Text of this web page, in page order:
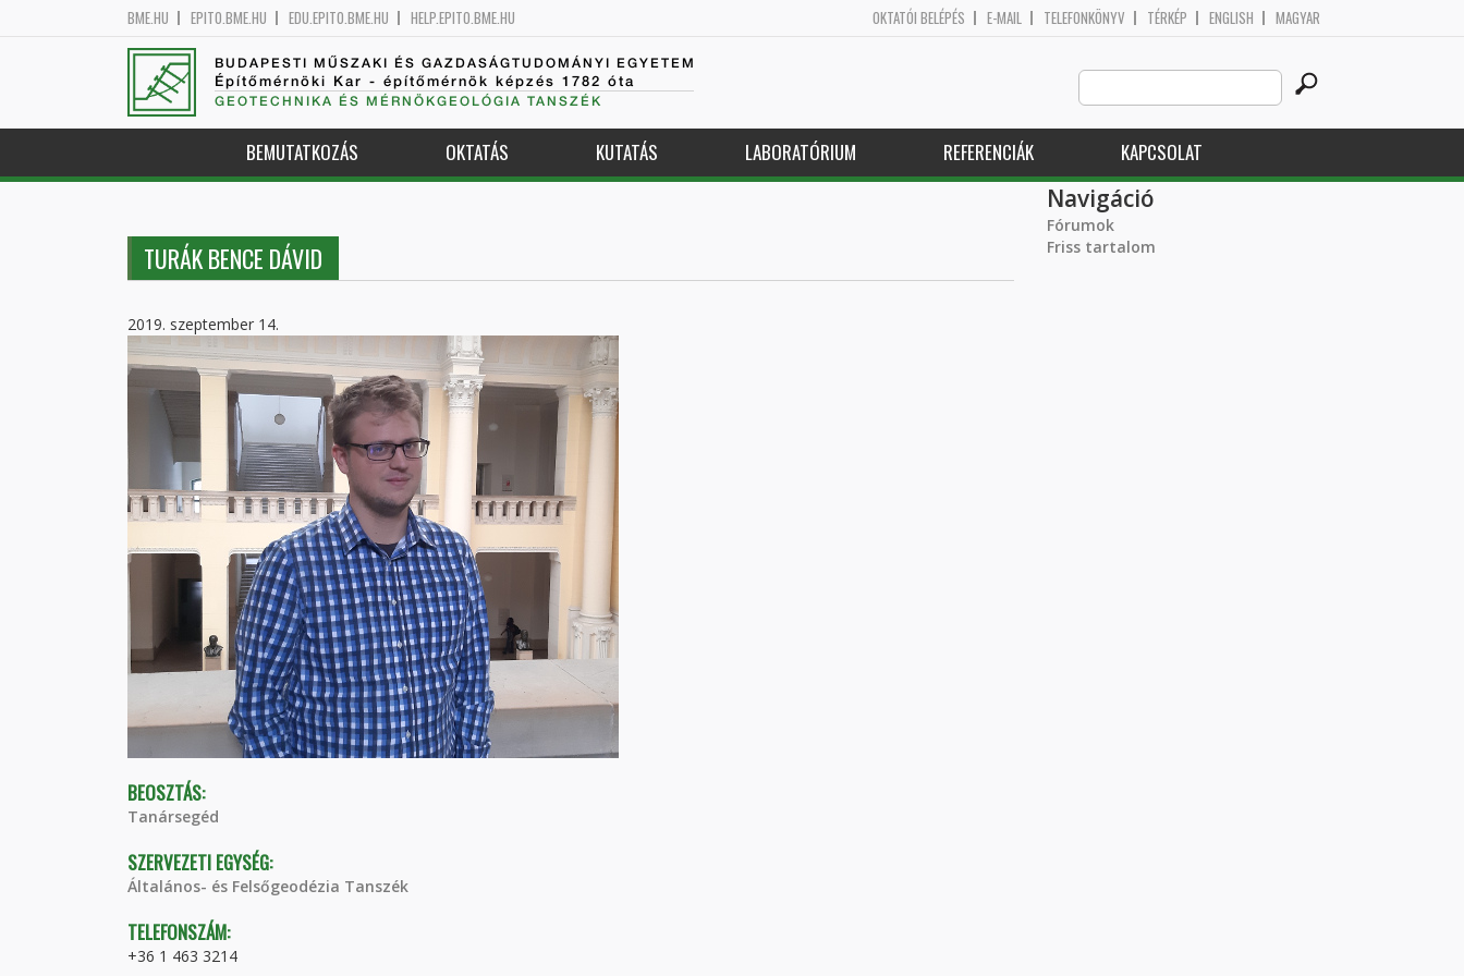
BME.HU EPITO.BME.HU EDU.EPITO.BME.HU HELP.EPITO.BME.HU OKTATÓI BELÉPÉS E-MAIL TELEFONKÖNYV TÉRKÉP ENGLISH MAGYAR
BUDAPESTI MŰSZAKI ÉS GAZDASÁGTUDOMÁNYI EGYETEM
Építőmérnöki Kar - építőmérnök képzés 1782 óta
GEOTECHNIKA ÉS MÉRNÖKGEOLÓGIA TANSZÉK
Search
this
site
BEMUTATKOZÁS OKTATÁS KUTATÁS LABORATÓRIUM REFERENCIÁK KAPCSOLAT
TURÁK BENCE DÁVID
2019. szeptember 14.
BEOSZTÁS:
Tanársegéd
SZERVEZETI EGYSÉG:
Általános- és Felsőgeodézia Tanszék
TELEFONSZÁM:
+36 1 463 3214
Navigáció
Fórumok
Friss tartalom